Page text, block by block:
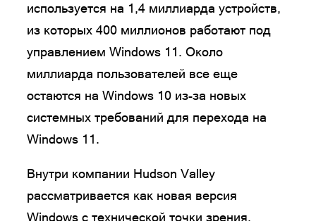
используется на 1,4 миллиарда устройств,
из которых 400 миллионов работают под
управлением Windows 11. Около
миллиарда пользователей все еще
остаются на Windows 10 из-за новых
системных требований для перехода на
Windows 11.
Внутри компании Hudson Valley
рассматривается как новая версия
Windows с технической точки зрения,